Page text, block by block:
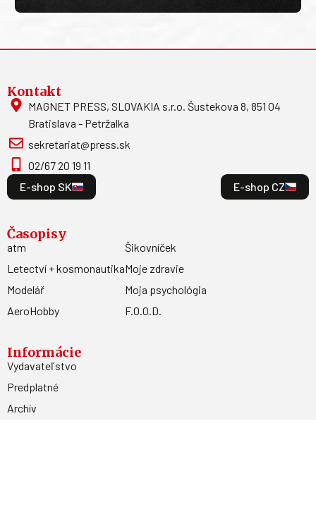
Kontakt
MAGNET PRESS, SLOVAKIA s.r.o. Šustekova 8, 851 04
Bratislava - Petržalka
sekretariat@press.sk
02/67 20 19 11
E-shop SK
E-shop CZ
Časopisy
atm
Letectví + kosmonautika
Modelář
AeroHobby
Šikovníček
Moje zdravie
Moja psychológia
F.O.O.D.
Informácie
Vydavateľstvo
Predplatné
Archív